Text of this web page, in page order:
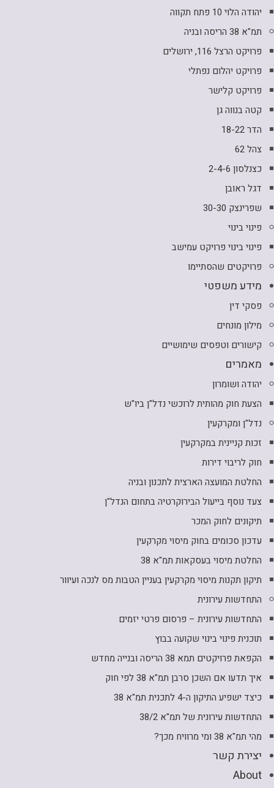
יהודה הלוי 10 פתח תקווה
תמ"א 38 הריסה ובניה
פרויקט הרצל 116, ירושלים
פרויקט יהלום נפתלי
פרויקט קלישר
קטה בנווה גן
הדר 18-22
צהל 62
כצנלסון 2-4-6
דגל ראובן
שפרינצק 30-30
פינוי בינוי
פינוי בינוי פרויקט עמישב
פרויקטים שהסתיימו
מידע משפטי
פסקי דין
מילון מונחים
קישורים וטפסים שימושיים
מאמרים
יהודה ושומרון
הצעת חוק מהותית לרוכשי נדל"ן ביו"ש
נדל"ן ומקרקעין
זכות קניינית במקרקעין
חוק לריבוי דירות
החלטת המועצה הארצית לתכנון ובניה
צעד נוסף בייעול הבירוקרטיה בתחום הנדל"ן
תיקונים לחוק המכר
עדכון סכומים בחוק מיסוי מקרקעין
החלטת מיסוי בעסקאות תמ"א 38
תיקון תקנות מיסוי מקרקעין בעניין הטבות מס לנכה ועיוור
התחדשות עירונית
התחדשות עירונית – פרסום פרטי יזמים
תוכנית פינוי בינוי שקועה בבוץ
הקפאת פרויקטים תמא 38 הריסה ובנייה מחדש
איך תדעו אם השכן סרבן תמ"א 38 לפי חוק
כיצד ישפיע התיקון ה-4 לתכנית תמ"א 38
התחדשות עירונית של תמ"א 38/2
מהי תמ"א 38 ומי מרוויח מכך?
יצירת קשר
About